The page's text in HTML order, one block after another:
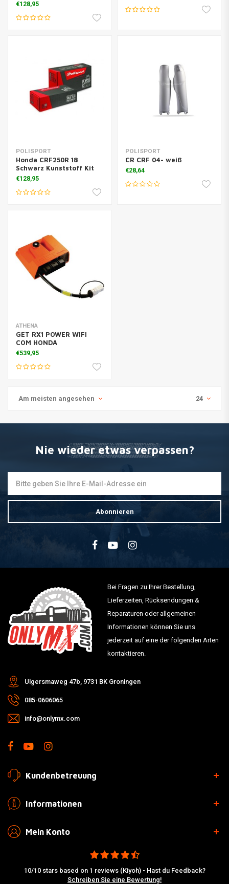
€128,95
POLISPORT
Honda CRF250R 18
Schwarz Kunststoff Kit
€128,95
POLISPORT
CR CRF 04- weiß
€28,64
ATHENA
GET RX1 POWER WIFI
COM HONDA
€539,95
Am meisten angesehen 24
Nie wieder etwas verpassen?
Abonnieren
Bei Fragen zu Ihrer Bestellung,
Lieferzeiten, Rücksendungen &
Reparaturen oder allgemeinen
Informationen können Sie uns
jederzeit auf eine der folgenden Arten
kontaktieren.
Ulgersmaweg 47b, 9731 BK Groningen
085-0606065
info@onlymx.com
Kundenbetreuung
Informationen
Mein Konto
10/10 stars based on 1 reviews (Kiyoh) - Hast du Feedback?
Schreiben Sie eine Bewertung!